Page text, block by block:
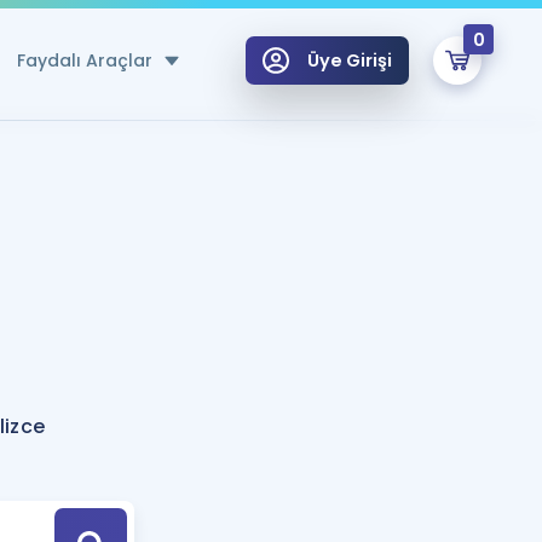
Faydalı Araçlar
Hesaplama Aracı
için Öneriler
Tek Takvimde
Üye Girişi
0